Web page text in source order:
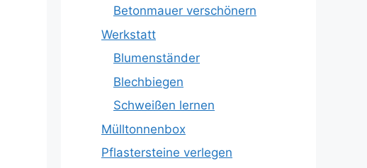
Betonmauer verschönern
Werkstatt
Blumenständer
Blechbiegen
Schweißen lernen
Mülltonnenbox
Pflastersteine verlegen